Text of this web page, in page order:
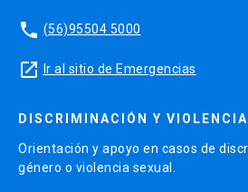
phone (56)95504 5000
launch Ir al sitio de Emergencias
DISCRIMINACIÓN Y VIOLENCIA
Orientación y apoyo en casos de
género o violencia sexual.